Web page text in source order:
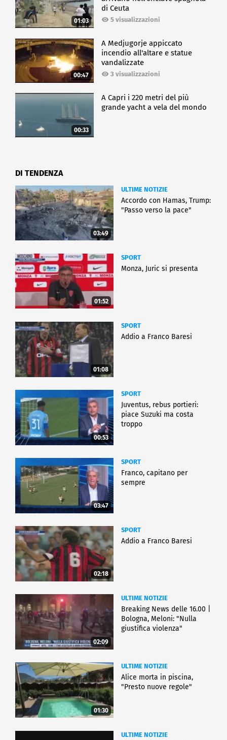
01:03
di Ceuta
5 visualizzazioni
00:47
A Medjugorje appiccato
incendio all'altare e statue
vandalizzate
3 visualizzazioni
00:33
A Capri i 220 metri del più
grande yacht a vela del mondo
DI TENDENZA
03:49
ULTIME NOTIZIE
Accordo con Hamas, Trump:
"Passo verso la pace"
01:52
SPORT
Monza, Juric si presenta
01:08
SPORT
Addio a Franco Baresi
00:53
SPORT
Juventus, rebus portieri:
piace Suzuki ma costa
troppo
03:47
SPORT
Franco, capitano per
sempre
02:18
SPORT
Addio a Franco Baresi
02:09
ULTIME NOTIZIE
Breaking News delle 16.00 |
Bologna, Meloni: "Nulla
giustifica violenza"
01:30
ULTIME NOTIZIE
Alice morta in piscina,
"Presto nuove regole"
ULTIME NOTIZIE